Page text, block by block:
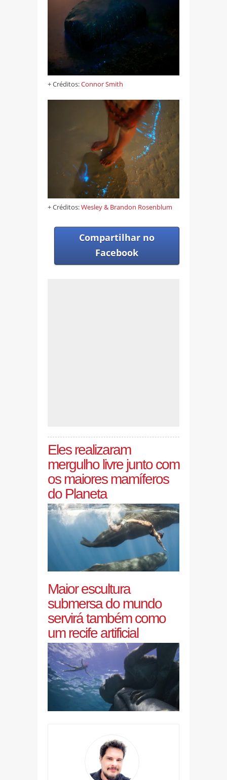
+ Créditos:Connor Smith
+ Créditos:Wesley & Brandon Rosenblum
Compartilhar no
Facebook
Eles realizaram
mergulho livre junto com
os maiores mamíferos
do Planeta
Maior escultura
submersa do mundo
servirá também como
um recife artificial